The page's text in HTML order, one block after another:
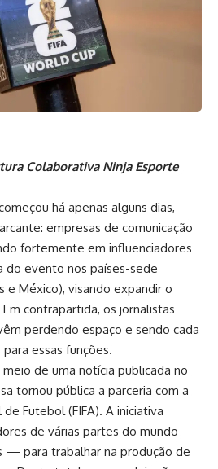
Colaborativa Ninja Esporte
há apenas alguns dias,
empresas de comunicação
fortemente em influenciadores
do evento nos países-sede
e México), visando expandir o
contrapartida, os jornalistas
perdendo espaço e sendo cada
essas funções.
de uma notícia publicada no
tornou pública a parceria com a
Futebol (FIFA). A iniciativa
de várias partes do mundo —
— para trabalhar na produção de